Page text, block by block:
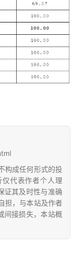
构成任何形式的投
代表作者个人理
证其及时性与准确
担，与本站及作者
间接损失，本站概